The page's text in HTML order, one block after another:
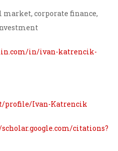
corporate finance,
in/ivan-katrencik-
profile/Ivan-Katrencik
citations?